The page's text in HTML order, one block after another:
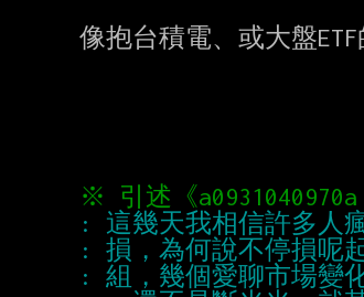
像抱台積電、或大盤